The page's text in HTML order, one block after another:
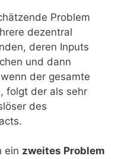
Problem
dezentral
deren Inputs
und dann
der gesamte
folgt der als sehr
des
ein zweites Problem